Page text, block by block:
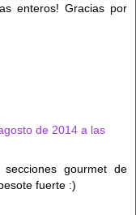
enteros! Gracias por
de 2014 a las
gourmet de
fuerte :)